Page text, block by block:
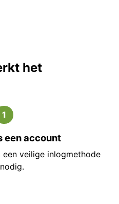
het
1
een account
veilige inlogmethode